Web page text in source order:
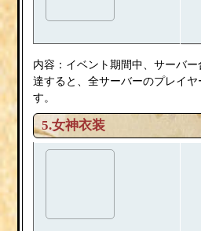
内容：イベント期間中、サーバ
達すると、全サーバーのプレイ
す。
5.女神衣装